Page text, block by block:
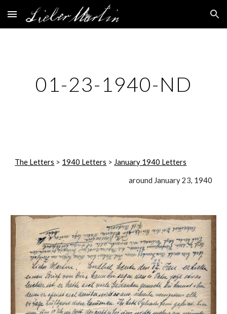
Skip to main content Skip to navigation
01-23-1940-ND
The Letters > 1940 Letters > January 1940 Letters
around January 23, 1940